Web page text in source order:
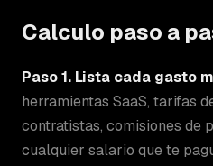
Calculo paso a
Paso 1. Lista cada gasto
herramientas SaaS, tarifas
contratistas, comisiones de
cualquier salario que te